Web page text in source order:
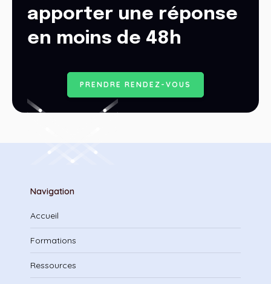
apporter une réponse
en moins de 48h
P RE ND RE RE ND E Z - VO US
Navigation
Accueil
Formations
Ressources